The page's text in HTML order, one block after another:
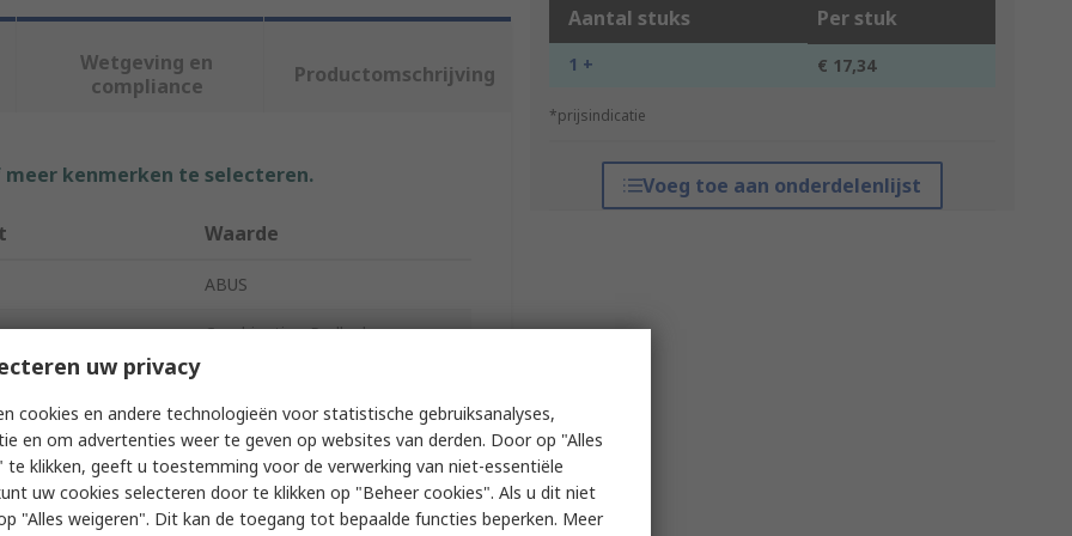
Aantal stuks Per stuk
1 + € 17,34
*prijsindicatie
Voeg toe aan onderdelenlijst
Wetgeving en
compliance
Productomschrijving
kenmerken te selecteren.
Waarde
ABUS
Combination Padlock
6mm
26mm
No
uw privacy
cookies en andere technologieën voor statistische gebruiksanalyses,
en om advertenties weer te geven op websites van derden. Door op "Alles
te klikken, geeft u toestemming voor de verwerking van niet-essentiële
uw cookies selecteren door te klikken op "Beheer cookies". Als u dit niet
"Alles weigeren". Dit kan de toegang tot bepaalde functies beperken. Meer